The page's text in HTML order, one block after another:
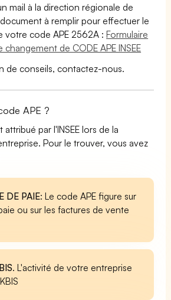
mail à la direction régionale de
document à remplir pour effectuer le
votre code APE 2562A :Formulaire
de CODE APE INSEE
de conseils, contactez-nous.
APE ?
par l'INSEE lors de la
Pour le trouver, vous avez
DE PAIE: Le code APE figure sur
ou sur les factures de vente
. L'activité de votre entreprise